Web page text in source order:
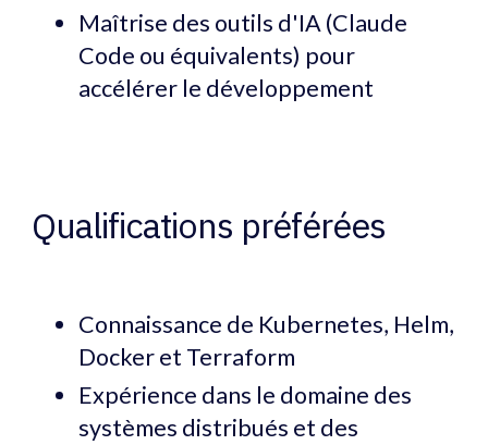
Maîtrise des outils d'IA (Claude
Code ou équivalents) pour
accélérer le développement
Qualifications préférées
Connaissance de Kubernetes, Helm,
Docker et Terraform
Expérience dans le domaine des
systèmes distribués et des